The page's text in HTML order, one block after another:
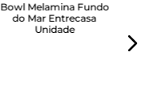
Bowl Melamina Fundo
do Mar Entrecasa
Unidade